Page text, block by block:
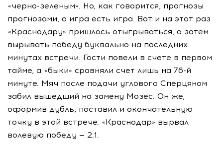
«черно-зеленым». Но, как говорится, прогнозы
прогнозами, а игра есть игра. Вот и на этот раз
«Краснодару» пришлось отыгрываться, а затем
вырывать победу буквально на последних
минутах встречи. Гости повели в счете в первом
тайме, а «быки» сравняли счет лишь на 76-й
минуте. Мяч после подачи углового Сперцяном
забил вышедший на замену Мозес. Он же,
оформив дубль, поставил и окончательную
точку в этой встрече. «Краснодар» вырвал
волевую победу — 2:1.